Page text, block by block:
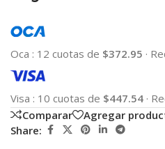
Oca : 12 cuotas de $372.95 ·
Visa : 10 cuotas de $447.54 ·
Comparar
Agregar
Share: